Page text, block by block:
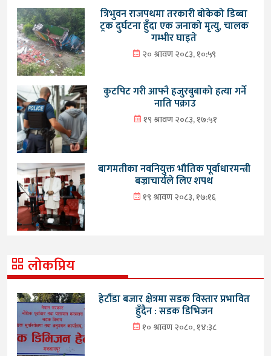
त्रिभुवन राजपथमा तरकारी बोकेको डिब्बा
ट्रक दुर्घटना हुँदा एक जनाको मृत्यु, चालक
गम्भीर घाइते
२० श्रावण २०८३, १०:५९
कुटपिट गरी आफ्नै हजुरबुबाको हत्या गर्ने
नाति पक्राउ
१९ श्रावण २०८३, १७:५१
बागमतीका नवनियुक्त भौतिक पूर्वाधारमन्त्री
बज्राचार्यले लिए शपथ
१९ श्रावण २०८३, १७:१६
लोकप्रिय
हेटौंडा बजार क्षेत्रमा सडक विस्तार प्रभावित
हुँदैन : सडक डिभिजन
१० श्रावण २०८०, १४:३८